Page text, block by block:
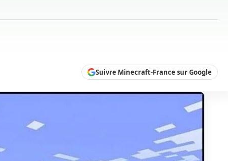
Suivre Minecraft-France sur Google